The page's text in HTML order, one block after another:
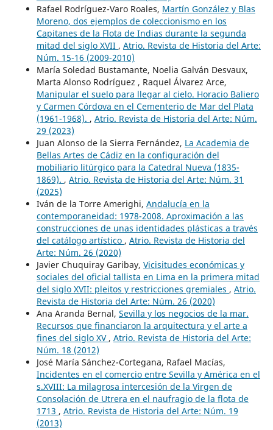
Rafael Rodríguez-Varo Roales, Martín González y Blas
Moreno, dos ejemplos de coleccionismo en los
Capitanes de la Flota de Indias durante la segunda
mitad del siglo XVII , Atrio. Revista de Historia del Arte:
Núm. 15-16 (2009-2010)
María Soledad Bustamante, Noelia Galván Desvaux,
Marta Alonso Rodríguez , Raquel Álvarez Arce,
Manipular el suelo para llegar al cielo. Horacio Baliero
y Carmen Córdova en el Cementerio de Mar del Plata
(1961-1968). , Atrio. Revista de Historia del Arte: Núm.
29 (2023)
Juan Alonso de la Sierra Fernández, La Academia de
Bellas Artes de Cádiz en la configuración del
mobiliario litúrgico para la Catedral Nueva (1835-
1869). , Atrio. Revista de Historia del Arte: Núm. 31
(2025)
Iván de la Torre Amerighi, Andalucía en la
contemporaneidad: 1978-2008. Aproximación a las
construcciones de unas identidades plásticas a través
del catálogo artístico , Atrio. Revista de Historia del
Arte: Núm. 26 (2020)
Javier Chuquiray Garibay, Vicisitudes económicas y
sociales del oficial tallista en Lima en la primera mitad
del siglo XVII: pleitos y restricciones gremiales , Atrio.
Revista de Historia del Arte: Núm. 26 (2020)
Ana Aranda Bernal, Sevilla y los negocios de la mar.
Recursos que financiaron la arquitectura y el arte a
fines del siglo XV , Atrio. Revista de Historia del Arte:
Núm. 18 (2012)
José María Sánchez-Cortegana, Rafael Macías,
Incidentes en el comercio entre Sevilla y América en el
s.XVIII: La milagrosa intercesión de la Virgen de
Consolación de Utrera en el naufragio de la flota de
1713 , Atrio. Revista de Historia del Arte: Núm. 19
(2013)